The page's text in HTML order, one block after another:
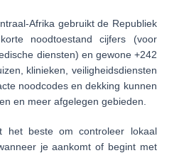
Afrika gebruikt de Republiek
korte noodtoestand cijfers (voor
diensten) en gewone +242
klinieken, veiligheidsdiensten
noodcodes en dekking kunnen
en meer afgelegen gebieden.
het beste omcontroleer lokaal
je aankomt of begint met